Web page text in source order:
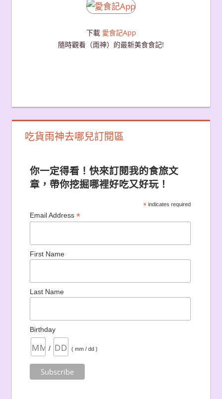
下載 愛食記App
隨時觀看（雨神）的最新美食食記!
吃貨雨神去哪兒訂閱區
你一定得看！快來訂閱我的食旅文
章，帶你挖掘哪裡好吃又好玩！
*indicates required
Email Address *
First Name
Last Name
Birthday
/ ( mm / dd )